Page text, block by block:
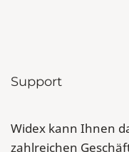
Support
Widex kann Ihnen
zahlreichen